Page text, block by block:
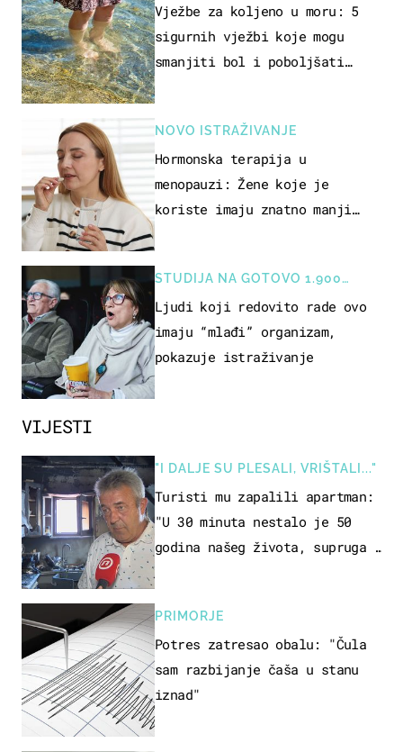
VIJESTI
"I DALJE SU PLESALI, VRIŠTALI..."
Turisti mu zapalili apartman:
"U 30 minuta nestalo je 50
godina našeg života, supruga i
PRIMORJE
Potres zatresao obalu: "Čula
sam razbijanje čaša u stanu
iznad"
REKREACIJE
Vježbe za koljeno u moru: 5
sigurnih vježbi koje mogu
smanjiti bol i poboljšati
NOVO ISTRAŽIVANJE
Hormonska terapija u
menopauzi: Žene koje je
koriste imaju znatno manji
STUDIJA NA GOTOVO 1.900
OSOBA
Ljudi koji redovito rade ovo
imaju “mlađi” organizam,
pokazuje istraživanje